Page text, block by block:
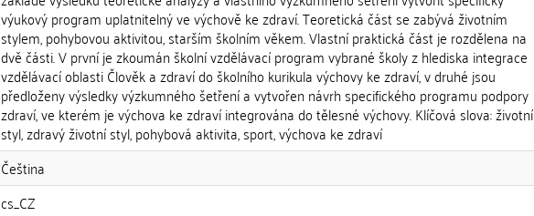
výukový program uplatnitelný ve výchově ke zdraví. Teoretická část se zabývá životním
stylem, pohybovou aktivitou, starším školním věkem. Vlastní praktická část je rozdělena na
dvě části. V první je zkoumán školní vzdělávací program vybrané školy z hlediska integrace
vzdělávací oblasti Člověk a zdraví do školního kurikula výchovy ke zdraví, v druhé jsou
předloženy výsledky výzkumného šetření a vytvořen návrh specifického programu podpory
zdraví, ve kterém je výchova ke zdraví integrována do tělesné výchovy. Klíčová slova: životní
styl, zdravý životní styl, pohybová aktivita, sport, výchova ke zdraví
Čeština
cs_CZ